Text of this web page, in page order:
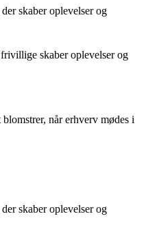
skaber oplevelser og
skaber oplevelser og
når erhverv mødes i
skaber oplevelser og